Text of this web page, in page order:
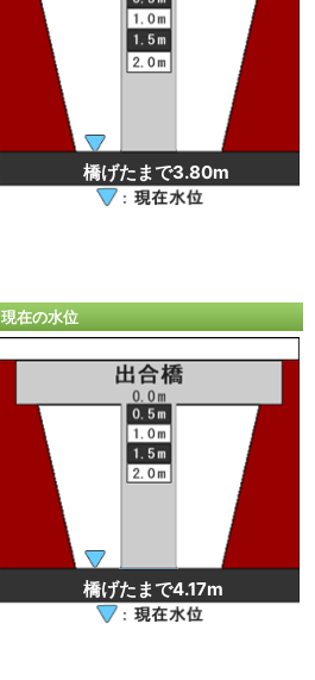
橋げたまで3.80m
現在の水位
橋げたまで4.17m